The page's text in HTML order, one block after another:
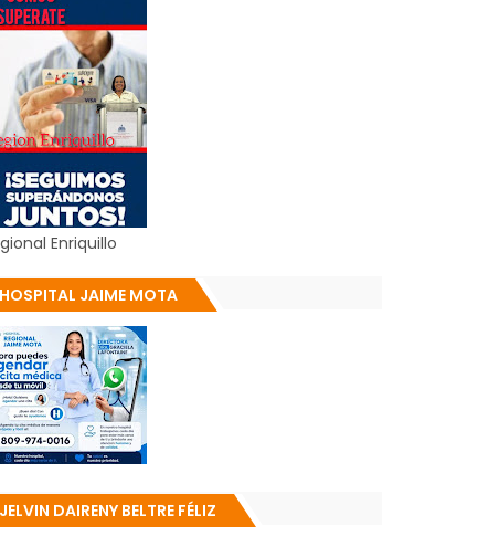
Enriquillo
HOSPITAL JAIME MOTA
JELVIN DAIRENY BELTRE FÉLIZ